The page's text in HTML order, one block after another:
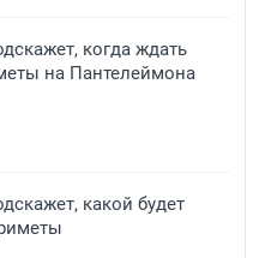
когда ждать
на Пантелеймона
какой будет